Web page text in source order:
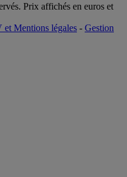
Prix affichés en euros et
et Mentions légales - Gestion